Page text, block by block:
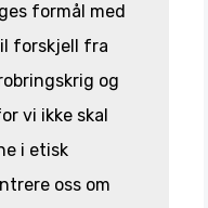
formål med
forskjell fra
og
vi ikke skal
i etisk
oss om